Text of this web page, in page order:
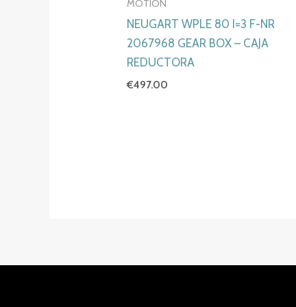
MOTION
NEUGART WPLE 80 I=3 F-NR
2067968 GEAR BOX – CAJA
REDUCTORA
€497.00